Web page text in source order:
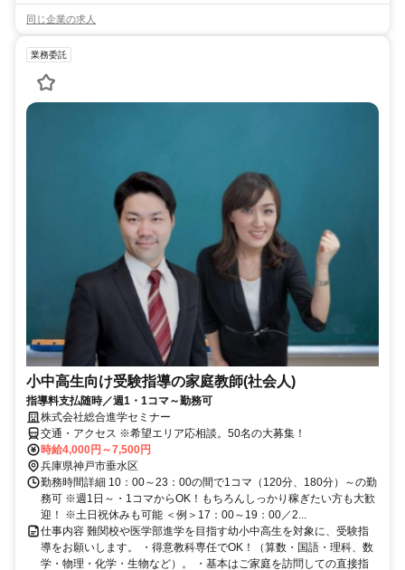
同じ企業の求人
業務委託
小中高生向け受験指導の家庭教師(社会人)
指導料支払随時／週1・1コマ～勤務可
株式会社総合進学セミナー
交通・アクセス ※希望エリア応相談。50名の大募集！
時給4,000円～7,500円
兵庫県神戸市垂水区
勤務時間詳細 10：00～23：00の間で1コマ（120分、180分）～の勤
務可 ※週1日～・1コマからOK！もちろんしっかり稼ぎたい方も大歓
迎！ ※土日祝休みも可能 ＜例＞17：00～19：00／2...
仕事内容 難関校や医学部進学を目指す幼小中高生を対象に、受験指
導をお願いします。 ・得意教科専任でOK！（算数・国語・理科、数
学・物理・化学・生物など）。 ・基本はご家庭を訪問しての直接指